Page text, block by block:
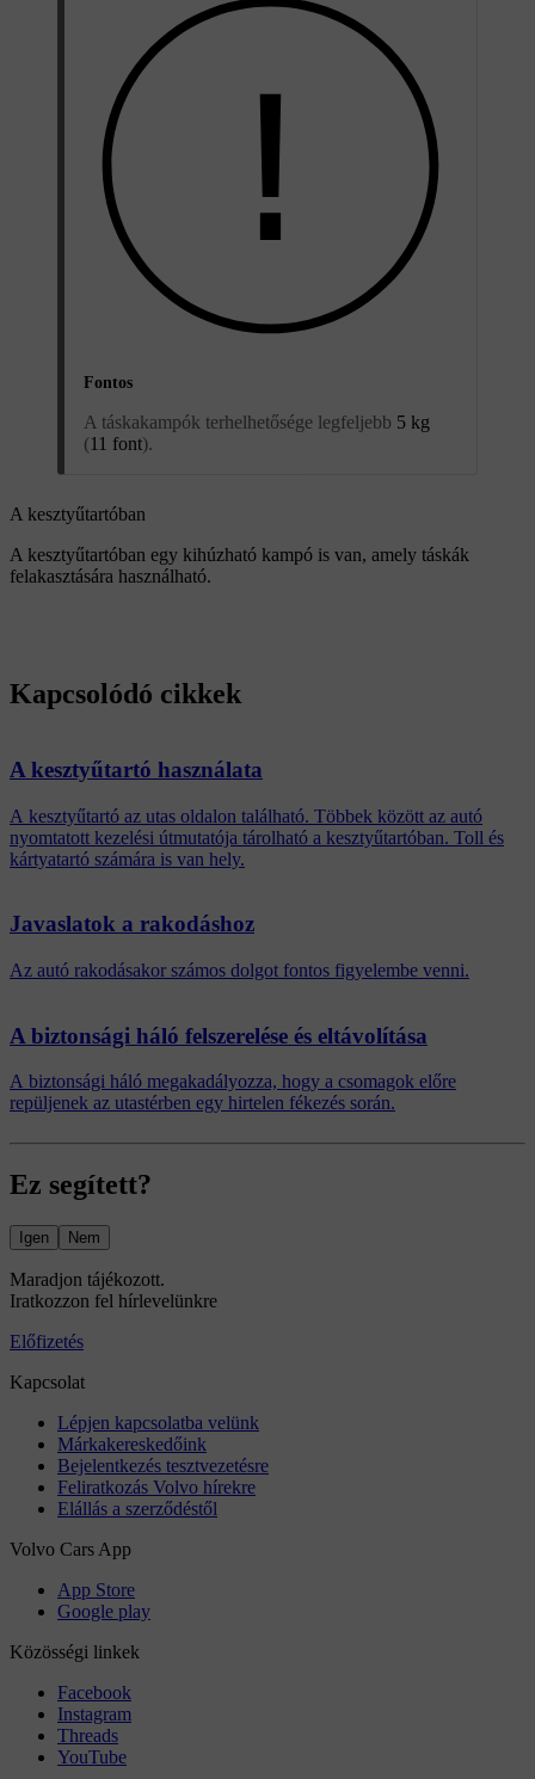
Fontos
A táskakampók terhelhetősége legfeljebb 5 kg
(11 font).
A kesztyűtartóban
A kesztyűtartóban egy kihúzható kampó is van, amely táskák
felakasztására használható.
Kapcsolódó cikkek
A kesztyűtartó használata
A kesztyűtartó az utas oldalon található. Többek között az autó
nyomtatott kezelési útmutatója tárolható a kesztyűtartóban. Toll és
kártyatartó számára is van hely.
Javaslatok a rakodáshoz
Az autó rakodásakor számos dolgot fontos figyelembe venni.
A biztonsági háló felszerelése és eltávolítása
A biztonsági háló megakadályozza, hogy a csomagok előre
repüljenek az utastérben egy hirtelen fékezés során.
Ez segített?
Igen Nem